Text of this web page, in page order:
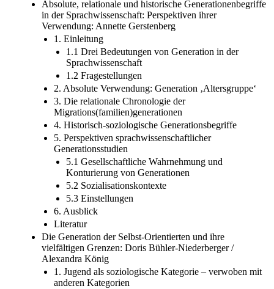
Absolute, relationale und historische Generationenbegriffe
in der Sprachwissenschaft: Perspektiven ihrer
Verwendung: Annette Gerstenberg
1. Einleitung
1.1 Drei Bedeutungen von Generation in der
Sprachwissenschaft
1.2 Fragestellungen
2. Absolute Verwendung: Generation ‚Altersgruppe‘
3. Die relationale Chronologie der
Migrations(familien)generationen
4. Historisch-soziologische Generationsbegriffe
5. Perspektiven sprachwissenschaftlicher
Generationsstudien
5.1 Gesellschaftliche Wahrnehmung und
Konturierung von Generationen
5.2 Sozialisationskontexte
5.3 Einstellungen
6. Ausblick
Literatur
Die Generation der Selbst-Orientierten und ihre
vielfältigen Grenzen: Doris Bühler-Niederberger /
Alexandra König
1. Jugend als soziologische Kategorie – verwoben mit
anderen Kategorien